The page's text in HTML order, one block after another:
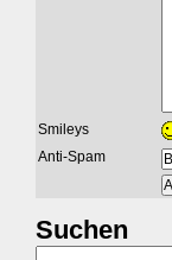
Smileys
Anti-Spam
Suchen